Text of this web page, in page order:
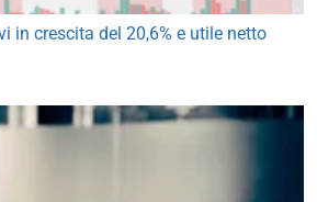
in crescita del 20,6% e utile netto